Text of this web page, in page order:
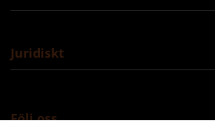
Juridiskt
Följ oss